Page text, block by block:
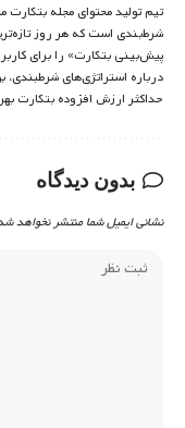
تیم تولید محتوای مجله بتکارت
شرط‌بندی است که هر روز
پیش‌بینی بتکارت» را برای
درباره استراتژی‌های شرطبندی،
حداکثر ارزش افزوده بتکارت
بدون دیدگاه
نشانی ایمیل شما منتشر نخواهد